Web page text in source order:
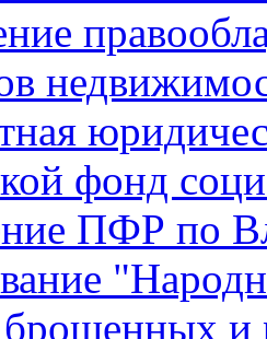
фонд
ПФР по
брошенных и